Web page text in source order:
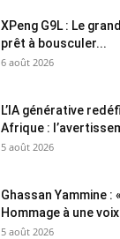
XPeng G9L : Le
prêt à bousculer...
6 août 2026
L’IA générative
Afrique :
5 août 2026
Ghassan Yammine :
Hommage à une
5 août 2026